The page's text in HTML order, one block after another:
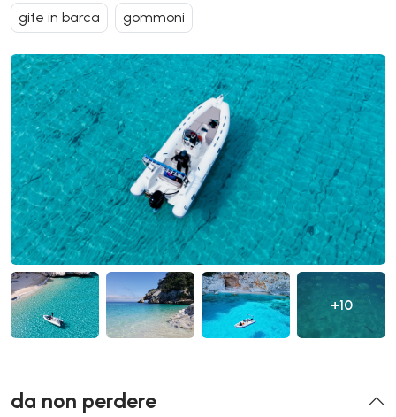
gite in barca gommoni
+10
da non perdere